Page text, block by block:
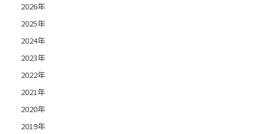
2026年
2025年
2024年
2023年
2022年
2021年
2020年
2019年